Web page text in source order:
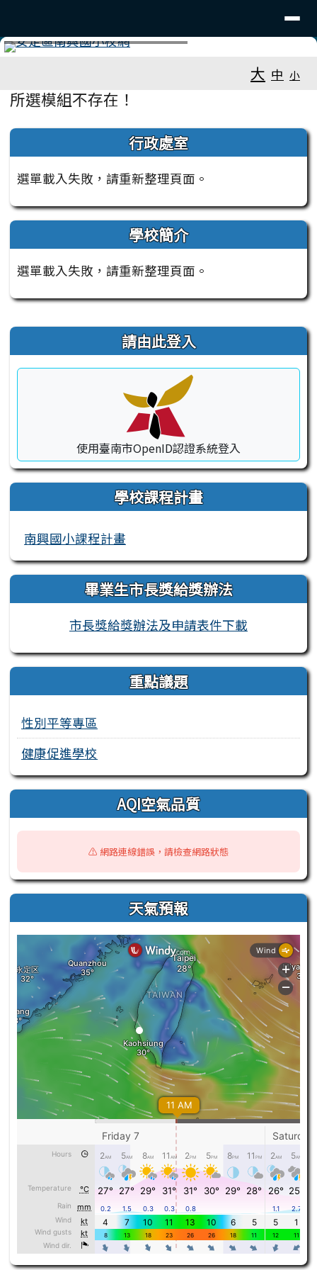
⏸
大 中 小
主內容區域
所選模組不存在！
左邊區域內容 行政處室
選單載入失敗，請重新整理頁面。
學校簡介
選單載入失敗，請重新整理頁面。
右邊區域內容 請由此登入
使用臺南市OpenID認證系統登入
學校課程計畫
南興國小課程計畫
畢業生市長獎給獎辦法
市長獎給獎辦法及申請表件下載
重點議題
性別平等專區
健康促進學校
AQI空氣品質
⚠️ 網路連線錯誤，請檢查網路狀態
天氣預報
頁尾區域